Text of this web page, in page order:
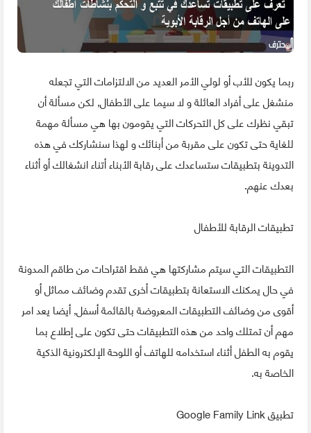
ربما يكون للأب أو لولي الأمر العديد من الالتزامات التي تجعله
منشغل على أفراد العائلة و لا سيما على الأطفال, لكن مسألة أن
تبقي نظرك على كل التحركات التي يقومون بها هي مسألة مهمة
للغاية حتى تكون على مقربة من أبنائك و لهذا سنشاركك في هذه
التدوينة بتطبيقات ستساعدك على رقابة الأبناء أتناء انشغالك أو أثناء
بعدك عنهم.
تطبيقات الرقابة للأطفال
التطبيقات التي سيتم مشاركتها هي فقط اقتراحات من طاقم المدونة
في حال يمكنك الاستعانة بتطبيقات أخرى تقدم وضائف مماثل أو
أقوى من وضائف التطبيقات المعروضة بالقائمة أسفل, أيضا يعد امر
مهم أن تمتلك واحد من هذه التطبيقات حتى تكون على إطلاع بما
يقوم به الطفل أثناء استخدامه للهاتف أو اللوحة الإلكترونية الذكية
الخاصة به.
تطبيق Google Family Link